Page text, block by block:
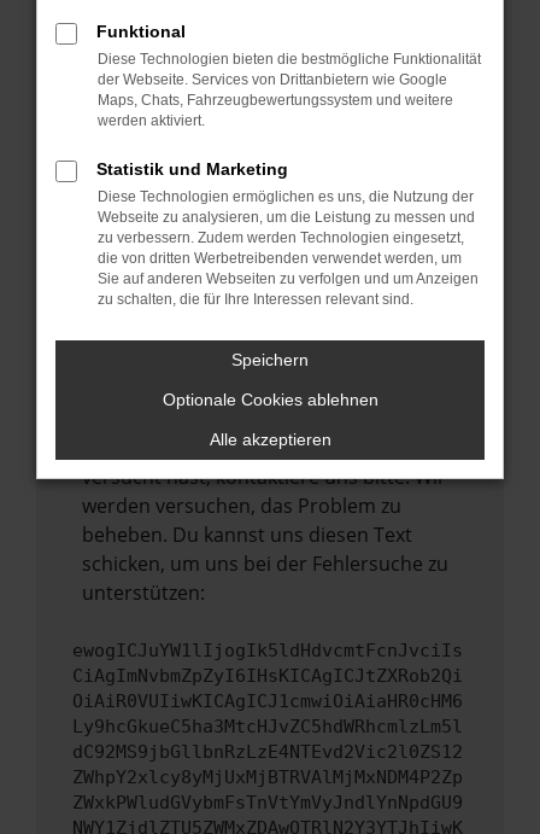
anderen Browser oder in einem privaten
Fenster?
Starte dein Gerät neu.
vorübergehende Probleme zu beheben.
Stelle sicher, dass dein Browser und dein
Betriebssystem auf dem neuesten Stand
sind.
Veraltete Software birgt nicht nur ein
führen, dass bestimmte Funktionen nicht
Wende dich an den Webseitenbetreiber.
Wenn du alle oben genannten Schritte
versucht hast, kontaktiere uns bitte. Wir
werden versuchen, das Problem zu
beheben. Du kannst uns diesen Text
schicken, um uns bei der Fehlersuche zu
unterstützen:
ewogICJuYW1lIjogIk5ldHdvcmtFcnJvciIs
CiAgImNvbmZpZyI6IHsKICAgICJtZXRob2Qi
OiAiR0VUIiwKICAgICJ1cmwiOiAiaHR0cHM6
Ly9hcGkueC5ha3MtcHJvZC5hdWRhcmlzLm5l
dC92MS9jbGllbnRzLzE4NTEvd2Vic2l0ZS12
ZWhpY2xlcy8yMjUxMjBTRVAlMjMxNDM4P2Zp
ZWxkPWludGVybmFsTnVtYmVyJndlYnNpdGU9
NWY1ZjdlZTU5ZWMxZDAwOTRlN2Y3YTJhIiwK
Funktional
Diese Technologien bieten die bestmögliche Funktionalität
der Webseite. Services von Drittanbietern wie Google
Maps, Chats, Fahrzeugbewertungssystem und weitere
werden aktiviert.
Statistik und Marketing
Diese Technologien ermöglichen es uns, die Nutzung der
Webseite zu analysieren, um die Leistung zu messen und
zu verbessern. Zudem werden Technologien eingesetzt,
die von dritten Werbetreibenden verwendet werden, um
Sie auf anderen Webseiten zu verfolgen und um Anzeigen
zu schalten, die für Ihre Interessen relevant sind.
Speichern
Optionale Cookies ablehnen
Alle akzeptieren